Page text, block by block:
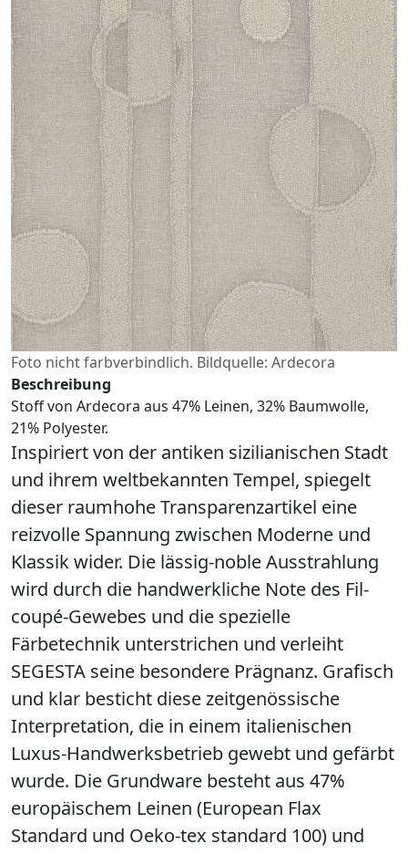
Foto nicht farbverbindlich. Bildquelle: Ardecora
Beschreibung
Stoff von Ardecora aus 47% Leinen, 32% Baumwolle,
21% Polyester.
Inspiriert von der antiken sizilianischen Stadt
und ihrem weltbekannten Tempel, spiegelt
dieser raumhohe Transparenzartikel eine
reizvolle Spannung zwischen Moderne und
Klassik wider. Die lässig-noble Ausstrahlung
wird durch die handwerkliche Note des Fil-
coupé-Gewebes und die spezielle
Färbetechnik unterstrichen und verleiht
SEGESTA seine besondere Prägnanz. Grafisch
und klar besticht diese zeitgenössische
Interpretation, die in einem italienischen
Luxus-Handwerksbetrieb gewebt und gefärbt
wurde. Die Grundware besteht aus 47%
europäischem Leinen (European Flax
Standard und Oeko-tex standard 100) und